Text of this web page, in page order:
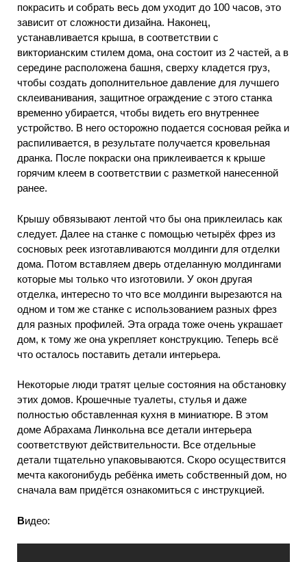
покрасить и собрать весь дом уходит до 100 часов, это
зависит от сложности дизайна. Наконец,
устанавливается крыша, в соответствии с
викторианским стилем дома, она состоит из 2 частей, а в
середине расположена башня, сверху кладется груз,
чтобы создать дополнительное давление для лучшего
склеиванивания, защитное ограждение с этого станка
временно убирается, чтобы видеть его внутреннее
устройство. В него осторожно подается сосновая рейка и
распиливается, в результате получается кровельная
дранка. После покраски она приклеивается к крыше
горячим клеем в соответствии с разметкой нанесенной
ранее.
Крышу обвязывают лентой что бы она приклеилась как
следует. Далее на станке с помощью четырёх фрез из
сосновых реек изготавливаются молдинги для отделки
дома. Потом вставляем дверь отделанную молдингами
которые мы только что изготовили. У окон другая
отделка, интересно то что все молдинги вырезаются на
одном и том же станке с использованием разных фрез
для разных профилей. Эта ограда тоже очень украшает
дом, к тому же она укрепляет конструкцию. Теперь всё
что осталось поставить детали интерьера.
Некоторые люди тратят целые состояния на обстановку
этих домов. Крошечные туалеты, стулья и даже
полностью обставленная кухня в миниатюре. В этом
доме Абрахама Линкольна все детали интерьера
соответствуют действительности. Все отдельные
детали тщательно упаковываются. Скоро осуществится
мечта какогонибудь ребёнка иметь собственный дом, но
сначала вам придётся ознакомиться с инструкцией.
Видео: